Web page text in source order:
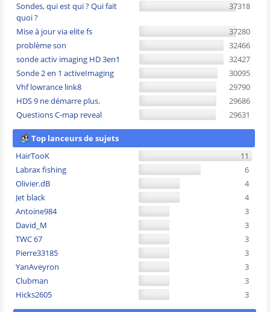
Sondes, qui est qui ? Qui fait
quoi ?
37318
Mise à jour via elite fs
37280
problème son
32466
sonde activ imaging HD 3en1
32427
Sonde 2 en 1 activeImaging
30095
Vhf lowrance link8
29790
HDS 9 ne démarre plus.
29686
Questions C-map reveal
29631
Top lanceurs de sujets
HairTooK
11
Labrax fishing
6
Olivier.dB
4
Jet black
4
Antoine984
3
David_M
3
TWC 67
3
Pierre33185
3
YanAveyron
3
Clubman
3
Hicks2605
3